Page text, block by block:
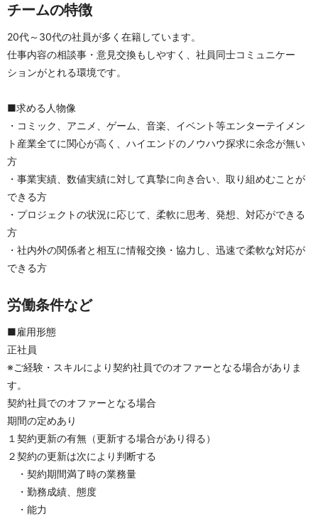
チームの特徴
20代～30代の社員が多く在籍しています。
仕事内容の相談事・意見交換もしやすく、社員同士コミュニケー
ションがとれる環境です。
■求める人物像
・コミック、アニメ、ゲーム、音楽、イベント等エンターテイメン
ト産業全てに関心が高く、ハイエンドのノウハウ探求に余念が無い
方
・事業実績、数値実績に対して真摯に向き合い、取り組めむことが
できる方
・プロジェクトの状況に応じて、柔軟に思考、発想、対応ができる
方
・社内外の関係者と相互に情報交換・協力し、迅速で柔軟な対応が
できる方
労働条件など
■雇用形態
正社員
※ご経験・スキルにより契約社員でのオファーとなる場合がありま
す。
契約社員でのオファーとなる場合
期間の定めあり
１契約更新の有無（更新する場合があり得る）
２契約の更新は次により判断する
・契約期間満了時の業務量
・勤務成績、態度
・能⼒